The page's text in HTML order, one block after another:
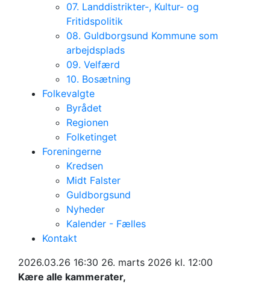
07. Landdistrikter-, Kultur- og
Fritidspolitik
08. Guldborgsund Kommune som
arbejdsplads
09. Velfærd
10. Bosætning
Folkevalgte
Byrådet
Regionen
Folketinget
Foreningerne
Kredsen
Midt Falster
Guldborgsund
Nyheder
Kalender - Fælles
Kontakt
VI har brug for hjælp i hele kommunen
Hjælp til med at få
samlet plakaterne
2026.03.26 16:30 26. marts 2026 kl. 12:00
Kære alle kammerater,